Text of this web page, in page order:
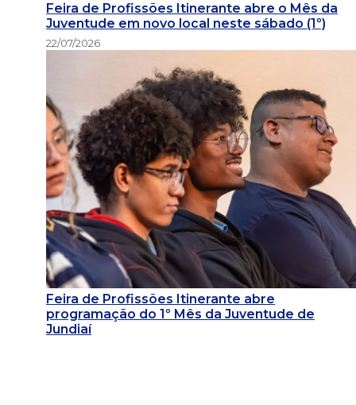
Feira de Profissões Itinerante abre o Mês da
Juventude em novo local neste sábado (1º)
22/07/2026
Feira de Profissões Itinerante abre
programação do 1º Mês da Juventude de
Jundiaí